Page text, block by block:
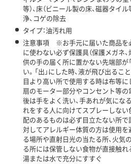
等）、床（ビニール製の床、磁器タイ
浄、コゲの除去
タイプ：油汚れ用
注意事項 ※お手元に届いた商品を
に使わない必ず保護具（保護メガネ
供の手の届く所に置かない先端部が
い。「出」にした時、液が飛び出る
目より高い所で使用する時は布等
扇のモーター部分やコンセント等
後は手をよく洗い、手あれが気にな
れをする人に向けてスプレーしない
配のあるものは必ず目立たない所
対してアレルギー体質の方は使用
る場所や直射日光の当たる所、火気
る所には保管しない食物が直接触れ
湯または水で充分にすすぐ